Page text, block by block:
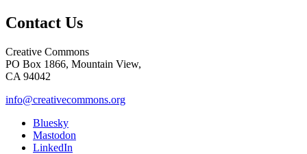
Contact Us
Creative Commons
PO Box 1866, Mountain View,
CA 94042
info@creativecommons.org
Bluesky
Mastodon
LinkedIn